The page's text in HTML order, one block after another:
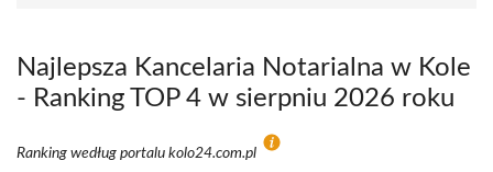
Najlepsza Kancelaria Notarialna w Kole
- Ranking TOP 4 w sierpniu 2026 roku
Ranking według portalu kolo24.com.pl